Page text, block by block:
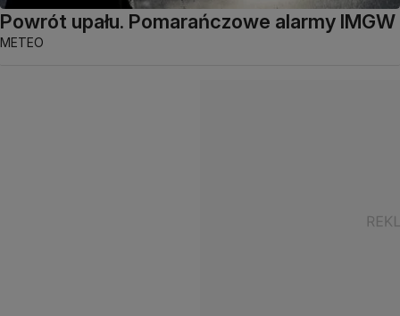
Powrót upału. Pomarańczowe alarmy IMGW
METEO